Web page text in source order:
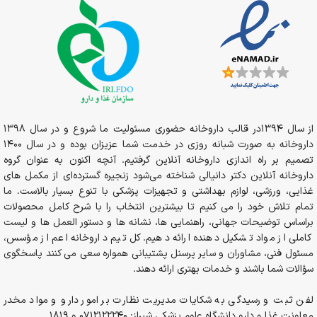
از سال 1394در قالب داروخانه حضوری مسئولیت ما شروع و در سال 1398
داروخانه به صورت شبانه روزی در خدمت شما عزیزان بوده و در سال 1400
تصمیم بر راه اندازی داروخانه آنلاین گرفتیم. آنچه اکنون به عنوان گروه
داروخانه آنلاین دکتر دانیالی شناخته می‌شود زنجیره گسترده‌ای از مکمل های
غذایی، ورزشی، لوازم بهداشتی و تجهیزات پزشکی با تنوع بسیار بالاست. ما
تمام تلاش خود را می کنیم تا بیشترین انتخاب را با شرح کامل محصولات
براساس توضیحات جهانی، راهنمایی ها، نشانه ها و دستور العمل ها و لیست
کاملی از مواد تشکیل دهنده ارائه دهیم. کل تیم داروخانه اعم از مؤسس،
مسئول فنی، مشاوران و سایر پرسنل پشتیبانی همواره سعی می کنند پاسخگوی
سؤالات شما باشند و خدمات بهتری ارائه دهند.
لفن ثبت و رسیدگی به شکایات مدیریت نظارت بر امور دارو و مواد مخدر